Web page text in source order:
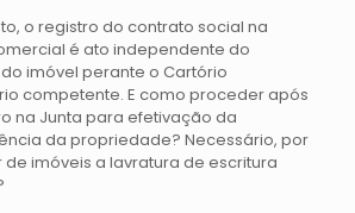
o registro do contrato social na
é ato independente do
imóvel perante o Cartório
competente. E como proceder após
na Junta para efetivação da
da propriedade? Necessário, por
de imóveis a lavratura de escritura